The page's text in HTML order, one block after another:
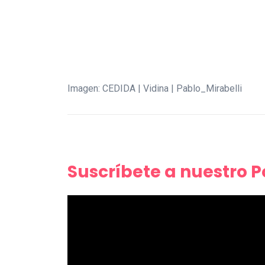
Imagen: CEDIDA | Vidina | Pablo_Mirabelli
Suscríbete a nuestro